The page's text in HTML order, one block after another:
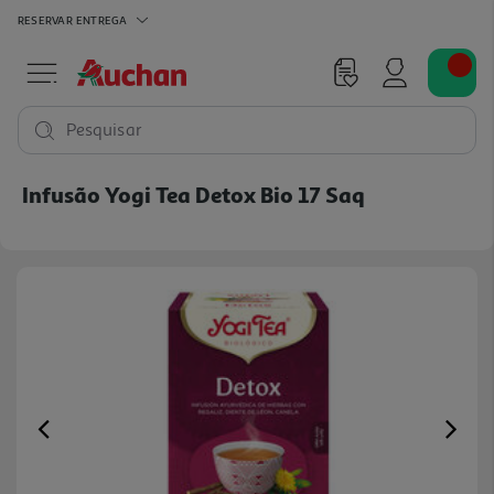
RESERVAR ENTREGA
Pesquisar
Infusão Yogi Tea Detox Bio 17 Saq
Previous